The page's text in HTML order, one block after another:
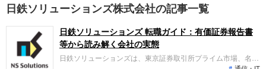
日鉄ソリューションズ株式会社の記事一覧
日鉄ソリューションズ 転職ガイド：有価証券報告書
等から読み解く会社の実態
日鉄ソリューションズは、東京証券取引所プライム市場、名古